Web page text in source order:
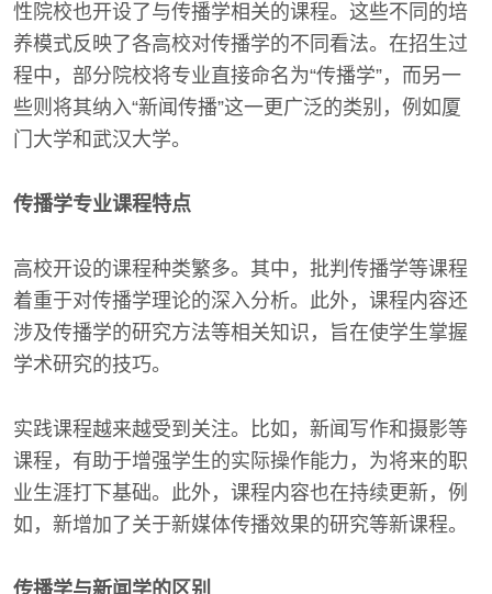
性院校也开设了与传播学相关的课程。这些不同的培
养模式反映了各高校对传播学的不同看法。在招生过
程中，部分院校将专业直接命名为“传播学”，而另一
些则将其纳入“新闻传播”这一更广泛的类别，例如厦
门大学和武汉大学。
传播学专业课程特点
高校开设的课程种类繁多。其中，批判传播学等课程
着重于对传播学理论的深入分析。此外，课程内容还
涉及传播学的研究方法等相关知识，旨在使学生掌握
学术研究的技巧。
实践课程越来越受到关注。比如，新闻写作和摄影等
课程，有助于增强学生的实际操作能力，为将来的职
业生涯打下基础。此外，课程内容也在持续更新，例
如，新增加了关于新媒体传播效果的研究等新课程。
传播学与新闻学的区别